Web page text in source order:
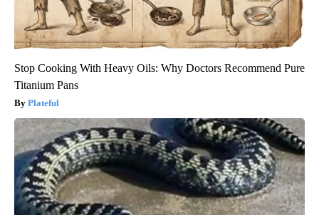
Stop Cooking With Heavy Oils: Why Doctors Recommend Pure
Titanium Pans
Plateful